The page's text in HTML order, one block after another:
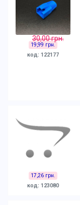
30,00 грн.
19,99 грн.
код: 122177
17,26 грн.
код: 123080